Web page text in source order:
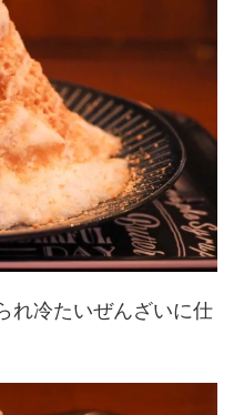
れ冷たいぜんざいに仕